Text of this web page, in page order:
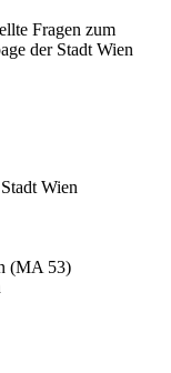
Fragen zum
der Stadt Wien
Wien
(MA 53)